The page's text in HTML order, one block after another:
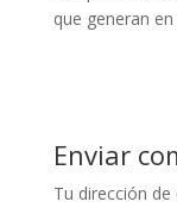
que generan
Enviar
Tu dirección